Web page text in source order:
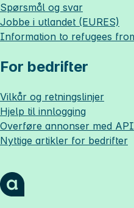
Spørsmål og svar
Jobbe i utlandet (EURES)
Information to refugees
For bedrifter
Vilkår og retningslinjer
Hjelp til innlogging
Overføre annonser med API
Nyttige artikler for bedrifter